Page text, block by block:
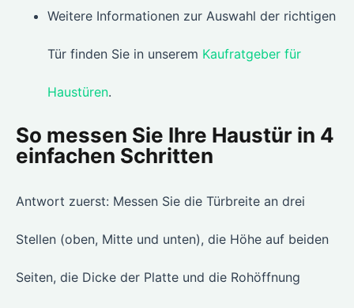
Weitere Informationen zur Auswahl der richtigen
Tür finden Sie in unserem Kaufratgeber für
Haustüren.
So messen Sie Ihre Haustür in 4
einfachen Schritten
Antwort zuerst: Messen Sie die Türbreite an drei
Stellen (oben, Mitte und unten), die Höhe auf beiden
Seiten, die Dicke der Platte und die Rohöffnung